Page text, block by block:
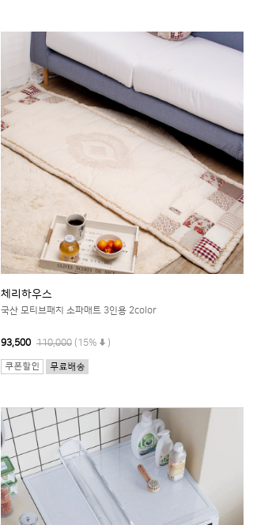
체리하우스
국산 모티브패치 소파매트 3인용 2color
93,500 110,000 (15% )